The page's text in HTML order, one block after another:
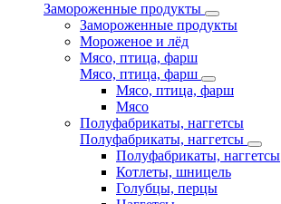
Замороженные продукты
Замороженные продукты
Мороженое и лёд
Мясо, птица, фарш
Мясо, птица, фарш
Мясо, птица, фарш
Мясо
Полуфабрикаты, наггетсы
Полуфабрикаты, наггетсы
Полуфабрикаты, наггетсы
Котлеты, шницель
Голубцы, перцы